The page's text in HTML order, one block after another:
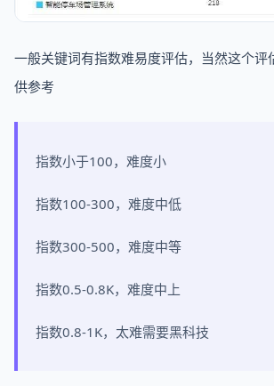
一般关键词有指数难易度评估，当然这个评
供参考
指数小于100，难度小
指数100-300，难度中低
指数300-500，难度中等
指数0.5-0.8K，难度中上
指数0.8-1K，太难需要黑科技